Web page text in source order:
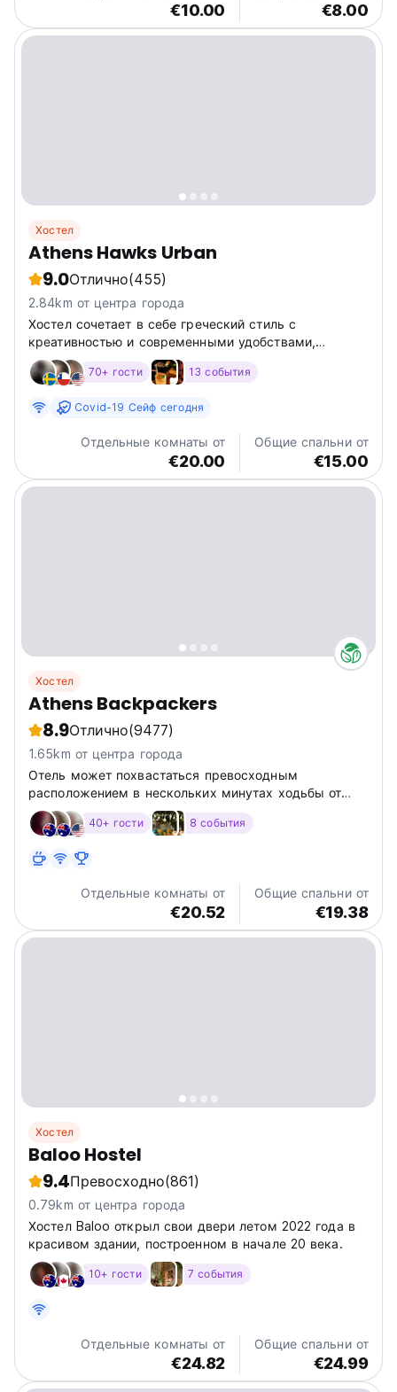
€10.00 €8.00
Хостел
Athens Hawks Urban
9.0Отлично(455)
2.84km от центра города
Хостел сочетает в себе греческий стиль с
креативностью и современными удобствами,
предоставляя путешественникам уникальное и
интересное место для проживания и общения.
70+ гости 13 события
Covid-19 Сейф сегодня
Отдельные комнаты от
€20.00
Общие спальни от
€15.00
Хостел
Athens Backpackers
8.9Отлично(9477)
1.65km от центра города
Отель может похвастаться превосходным
расположением в нескольких минутах ходьбы от
Акрополя и других достопримечательностей, а также
интеллектуальными технологиями и
USB-портами и розетками.
40+ гости 8 события
Отдельные комнаты от
€20.52
Общие спальни от
€19.38
Хостел
Baloo Hostel
9.4Превосходно(861)
0.79km от центра города
Хостел Baloo открыл свои двери летом 2022 года в
красивом здании, построенном в начале 20 века.
10+ гости 7 события
Отдельные комнаты от
€24.82
Общие спальни от
€24.99